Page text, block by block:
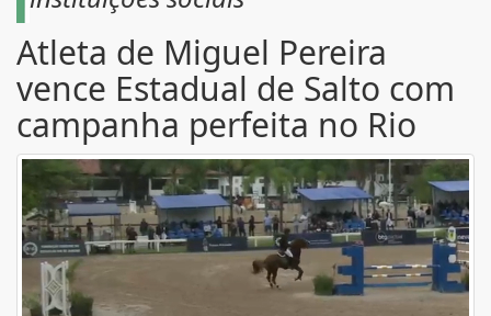
Atleta de Miguel Pereira
vence Estadual de Salto com
campanha perfeita no Rio